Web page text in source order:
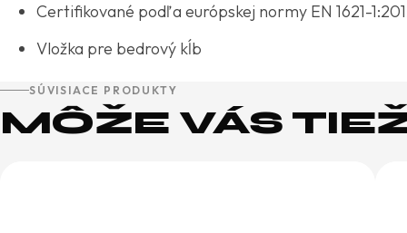
Certifikované podľa európskej normy EN 1621-
Vložka pre bedrový kĺb
SÚVISIACE PRODUKTY
MÔŽE VÁS